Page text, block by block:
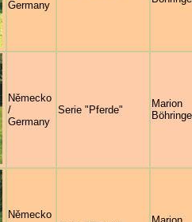
Germany
Německo
/
Germany
Serie "Pferde"
Marion
Německo